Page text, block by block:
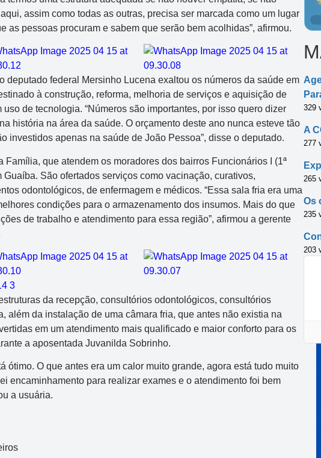
assim como todas as outras, precisa ser marcada como um lugar
as pessoas procuram e sabem que serão bem acolhidas”, afirmou.
deputado federal Mersinho Lucena exaltou os números da saúde em
à construção, reforma, melhoria de serviços e aquisição de
de tecnologia. “Números são importantes, por isso quero dizer
história na área da saúde. O orçamento deste ano nunca esteve tão
apenas na saúde de João Pessoa”, disse o deputado.
Família, que atendem os moradores dos bairros Funcionários I (1ª
São ofertados serviços como vacinação, curativos,
odontológicos, de enfermagem e médicos. “Essa sala fria era uma
condições para o armazenamento dos insumos. Mais do que
de trabalho e atendimento para essa região”, afirmou a gerente
da recepção, consultórios odontológicos, consultórios
além da instalação de uma câmara fria, que antes não existia na
em um atendimento mais qualificado e maior conforto para os
a aposentada Juvanilda Sobrinho.
ótimo. O que antes era um calor muito grande, agora está tudo muito
encaminhamento para realizar exames e o atendimento foi bem
a usuária.
329
A
277
265
Os
235
203